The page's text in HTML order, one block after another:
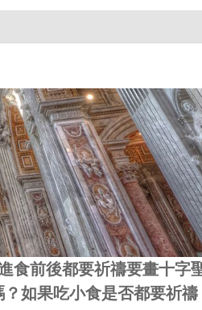
食前後都要祈禱要畫十字
如果吃小食是否都要祈禱